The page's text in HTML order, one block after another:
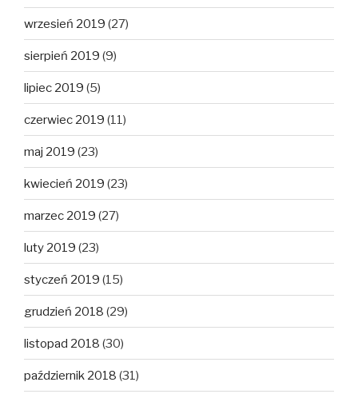
wrzesień 2019 (27)
sierpień 2019 (9)
lipiec 2019 (5)
czerwiec 2019 (11)
maj 2019 (23)
kwiecień 2019 (23)
marzec 2019 (27)
luty 2019 (23)
styczeń 2019 (15)
grudzień 2018 (29)
listopad 2018 (30)
październik 2018 (31)